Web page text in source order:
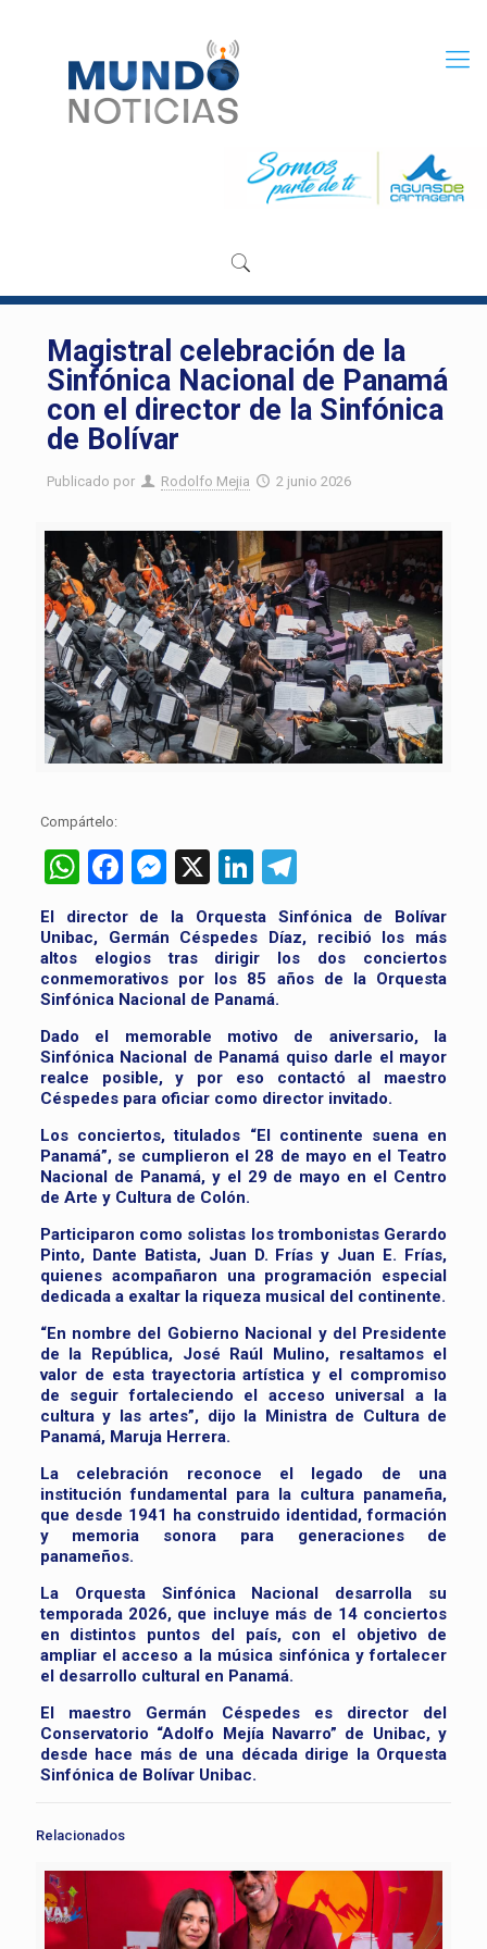
Magistral celebración de la
Sinfónica Nacional de Panamá
con el director de la Sinfónica
de Bolívar
Publicado por Rodolfo Mejia 2 junio 2026
Compártelo:
WhatsApp
Facebook
Messenger
X LinkedIn
Telegram
El director de la Orquesta Sinfónica de Bolívar
Unibac, Germán Céspedes Díaz, recibió los más
altos elogios tras dirigir los dos conciertos
conmemorativos por los 85 años de la Orquesta
Sinfónica Nacional de Panamá.
Dado el memorable motivo de aniversario, la
Sinfónica Nacional de Panamá quiso darle el mayor
realce posible, y por eso contactó al maestro
Céspedes para oficiar como director invitado.
Los conciertos, titulados “El continente suena en
Panamá”, se cumplieron el 28 de mayo en el Teatro
Nacional de Panamá, y el 29 de mayo en el Centro
de Arte y Cultura de Colón.
Participaron como solistas los trombonistas Gerardo
Pinto, Dante Batista, Juan D. Frías y Juan E. Frías,
quienes acompañaron una programación especial
dedicada a exaltar la riqueza musical del continente.
“En nombre del Gobierno Nacional y del Presidente
de la República, José Raúl Mulino, resaltamos el
valor de esta trayectoria artística y el compromiso
de seguir fortaleciendo el acceso universal a la
cultura y las artes”, dijo la Ministra de Cultura de
Panamá, Maruja Herrera.
La celebración reconoce el legado de una
institución fundamental para la cultura panameña,
que desde 1941 ha construido identidad, formación
y memoria sonora para generaciones de
panameños.
La Orquesta Sinfónica Nacional desarrolla su
temporada 2026, que incluye más de 14 conciertos
en distintos puntos del país, con el objetivo de
ampliar el acceso a la música sinfónica y fortalecer
el desarrollo cultural en Panamá.
El maestro Germán Céspedes es director del
Conservatorio “Adolfo Mejía Navarro” de Unibac, y
desde hace más de una década dirige la Orquesta
Sinfónica de Bolívar Unibac.
Relacionados